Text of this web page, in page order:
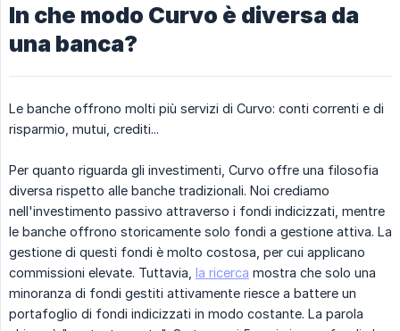
In che modo Curvo è diversa da
una banca?
Le banche offrono molti più servizi di Curvo: conti correnti e di
risparmio, mutui, crediti...
Per quanto riguarda gli investimenti, Curvo offre una filosofia
diversa rispetto alle banche tradizionali. Noi crediamo
nell'investimento passivo attraverso i fondi indicizzati, mentre
le banche offrono storicamente solo fondi a gestione attiva. La
gestione di questi fondi è molto costosa, per cui applicano
commissioni elevate. Tuttavia, la ricerca mostra che solo una
minoranza di fondi gestiti attivamente riesce a battere un
portafoglio di fondi indicizzati in modo costante. La parola